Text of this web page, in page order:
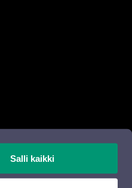
Salli kaikki